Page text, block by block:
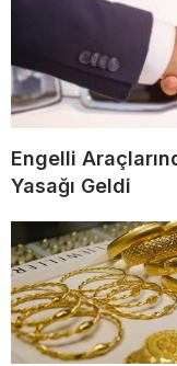
Engelli
Yasağı Geldi